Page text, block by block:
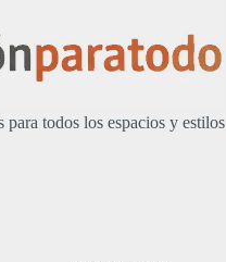
todos los espacios y estilos